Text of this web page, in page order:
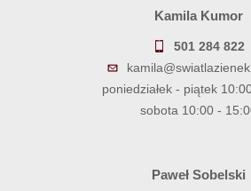
Kamila Kumor
501 284 822
poniedziałek - piątek
sobota 10:00 -
Paweł Sobelski